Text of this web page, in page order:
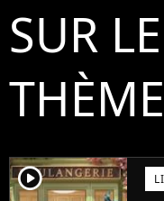
SUR
THÈME
player2